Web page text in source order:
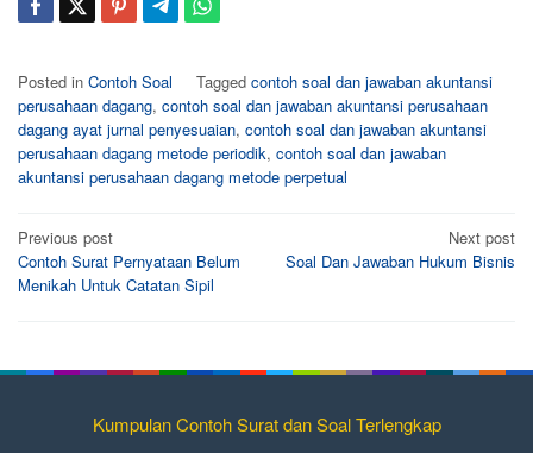
Posted in Contoh Soal Tagged contoh soal dan jawaban akuntansi
perusahaan dagang, contoh soal dan jawaban akuntansi perusahaan
dagang ayat jurnal penyesuaian, contoh soal dan jawaban akuntansi
perusahaan dagang metode periodik, contoh soal dan jawaban
akuntansi perusahaan dagang metode perpetual
Post
navigation
Previous post
Contoh Surat Pernyataan Belum
Menikah Untuk Catatan Sipil
Next post
Soal Dan Jawaban Hukum Bisnis
Kumpulan Contoh Surat dan Soal Terlengkap